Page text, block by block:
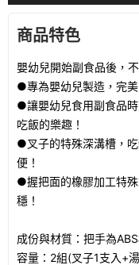
商品特色
嬰幼兒開始副食品後，
●專為嬰幼兒製造，完
●讓嬰幼兒食用副食品
吃飯的樂趣！
●叉子的特殊深溝槽，
便！
●握把面的橡膠加工特
穩！
成份與材質：把手為
容量：2組(叉子1支入+